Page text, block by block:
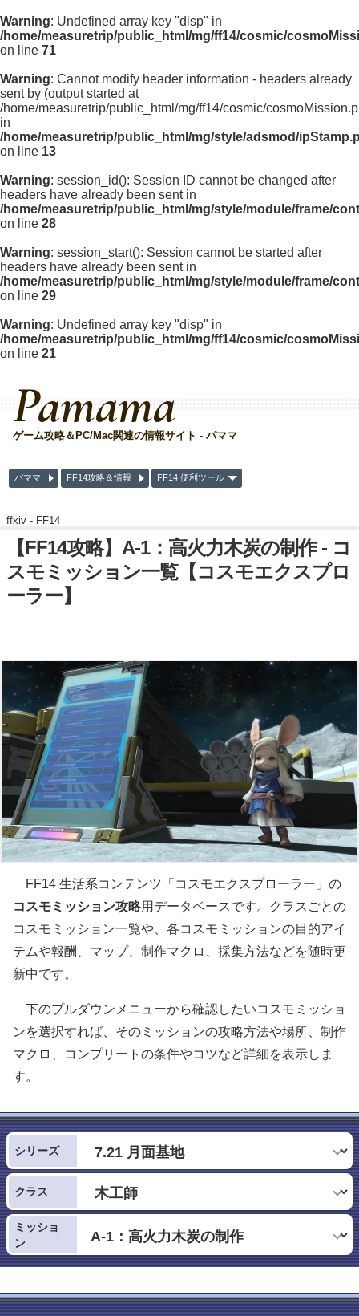
Warning: Undefined array key "disp" in
/home/measuretrip/public_html/mg/ff14/cosmic/
on line 71
Warning: Cannot modify header information - headers already
sent by (output started at
/home/measuretrip/public_html/mg/ff14/cosmic/
in
/home/measuretrip/public_html/mg/style/adsmod/
on line 13
Warning: session_id(): Session ID cannot be changed after
headers have already been sent in
/home/measuretrip/public_html/mg/style/module/frame/
on line 28
Warning: session_start(): Session cannot be started after
headers have already been sent in
/home/measuretrip/public_html/mg/style/module/frame/
on line 29
Warning: Undefined array key "disp" in
/home/measuretrip/public_html/mg/ff14/cosmic/
on line 21
Pamama
ゲーム攻略＆PC/Mac関連の情報サイト - パママ
パママ FF14攻略＆情報 FF14 便利ツール
ffxiv - FF14
【FF14攻略】A-1：高火力木炭の制作 - コ
スモミッション一覧【コスモエクスプロ
ーラー】
FF14 生活系コンテンツ「コスモエクスプローラー」の
コスモミッション攻略用データベースです。クラスごとの
コスモミッション一覧や、各コスモミッションの目的アイ
テムや報酬、マップ、制作マクロ、採集方法などを随時更
新中です。
下のプルダウンメニューから確認したいコスモミッショ
ンを選択すれば、そのミッションの攻略方法や場所、制作
マクロ、コンプリートの条件やコツなど詳細を表示しま
す。
シリーズ
クラス
ミッショ
ン